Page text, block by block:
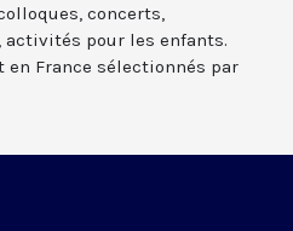
concerts,
pour les enfants.
en France sélectionnés par